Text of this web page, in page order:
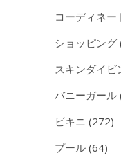
コーディネー
ショッピング
スキンダイビ
バニーガール
ビキニ (272)
プール (64)